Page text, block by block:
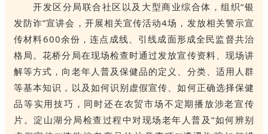
开发区分局联合社区以及大型商业综合体，组织“银
发防诈”宣讲会，开展相关宣传活动4场，发放相关警示宣
传材料600余份，连点成线、引线成面形成全民监督共治
格局。花桥分局在现场检查时通过发放宣传资料、现场讲
解等方式，向老年人普及保健品的定义、分类、适用人群
等基本知识，以及如何识别虚假宣传、如何正确选择保健
品等实用技巧，同时还在农贸市场不定期播放涉老宣传
片。淀山湖分局检查过程中对现场老年人普及“如何辨别